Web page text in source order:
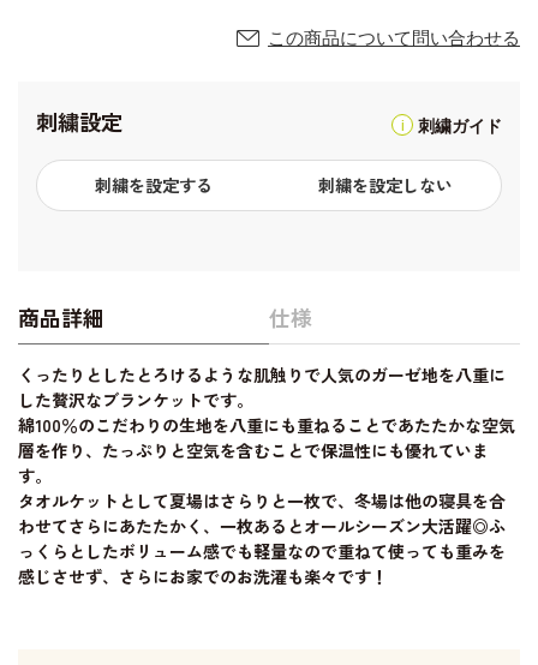
この商品について問い合わせる
刺繍設定 刺繍ガイド
刺繍を設定する 刺繍を設定しない
商品詳細 仕様
くったりとしたとろけるような肌触りで人気のガーゼ地を八重に
した贅沢なブランケットです。
綿100％のこだわりの生地を八重にも重ねることであたたかな空気
層を作り、たっぷりと空気を含むことで保温性にも優れていま
す。
タオルケットとして夏場はさらりと一枚で、冬場は他の寝具を合
わせてさらにあたたかく、一枚あるとオールシーズン大活躍◎ふ
っくらとしたボリューム感でも軽量なので重ねて使っても重みを
感じさせず、さらにお家でのお洗濯も楽々です！